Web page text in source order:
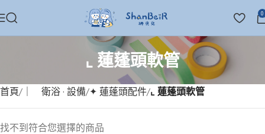
0
⌞ 蓮蓬頭軟管
首頁 ｜ 衛浴 · 設備 ✦ 蓮蓬頭配件 ⌞ 蓮蓬頭軟管
找不到符合您選擇的商品